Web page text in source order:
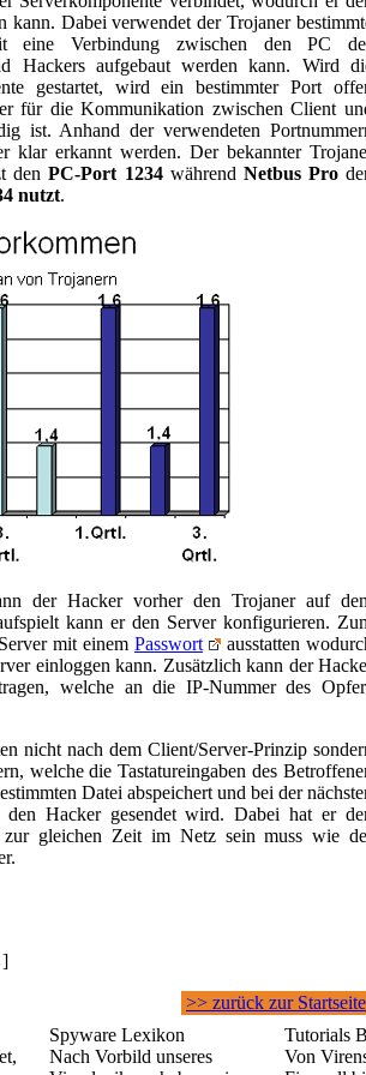
kann. Dabei verwendet der Trojaner
eine Verbindung zwischen den PC
Hackers aufgebaut werden kann. Wird
gestartet, wird ein bestimmter Port
für die Kommunikation zwischen Client
ist. Anhand der verwendeten
klar erkannt werden. Der bekannter
denPC-Port 1234während Netbus Pro
nutzt.
der Hacker vorher den Trojaner auf
kann er den Server konfigurieren.
mit einem Passwort
ausstatten
einloggen kann. Zusätzlich kann der
welche an die IP-Nummer des
nicht nach dem Client/Server-Prinzip
welche die Tastatureingaben des
Datei abspeichert und bei der
den Hacker gesendet wird. Dabei hat er
gleichen Zeit im Netz sein muss wie
]
>> zurück zur Startseite
Spyware Lexikon
Nach Vorbild unseres
Tutorials
Von